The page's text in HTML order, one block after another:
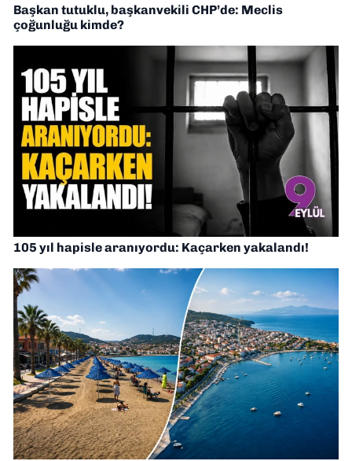
Başkan tutuklu, başkanvekili CHP’de: Meclis
çoğunluğu kimde?
105 yıl hapisle aranıyordu: Kaçarken yakalandı!